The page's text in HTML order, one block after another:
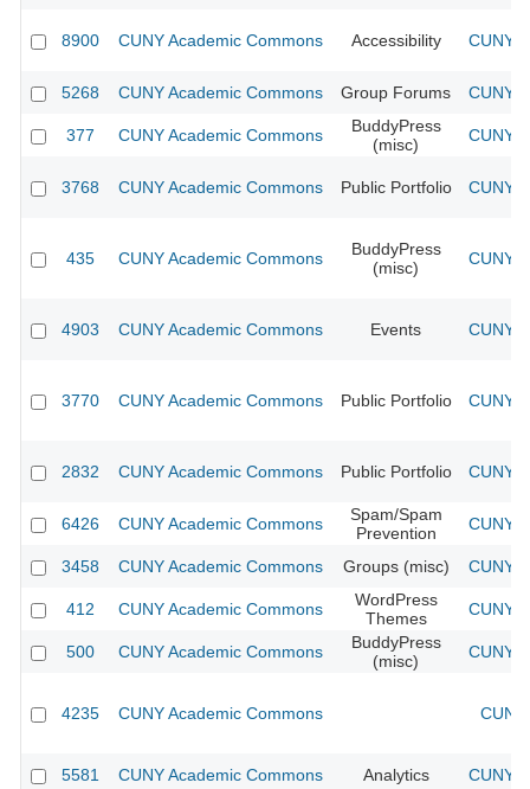
8900 CUNY Academic Commons Accessibility CUNY
5268 CUNY Academic Commons Group Forums CUNY
377 CUNY Academic Commons
BuddyPress
(misc)
CUNY
3768 CUNY Academic Commons Public Portfolio CUNY
435 CUNY Academic Commons
BuddyPress
(misc)
CUNY
4903 CUNY Academic Commons Events CUNY
3770 CUNY Academic Commons Public Portfolio CUNY
2832 CUNY Academic Commons Public Portfolio CUNY
6426 CUNY Academic Commons
Spam/Spam
Prevention
CUNY
3458 CUNY Academic Commons Groups (misc) CUNY
412 CUNY Academic Commons
WordPress
Themes
CUNY
500 CUNY Academic Commons
BuddyPress
(misc)
CUNY
4235 CUNY Academic Commons
5581 CUNY Academic Commons Analytics CUNY